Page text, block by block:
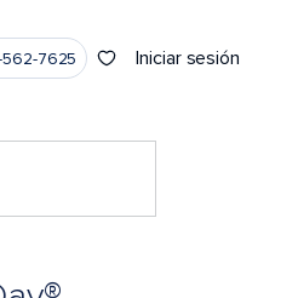
7625 Iniciar sesión